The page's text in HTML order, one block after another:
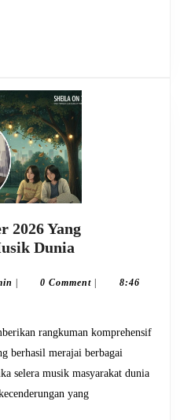
2026 Yang
Dunia
Terpopuler
Mendominasi
Chart
Musik
Dunia
admin 0 Comment
8:46
berhasil merajai berbagai
selera musik masyarakat dunia
yang